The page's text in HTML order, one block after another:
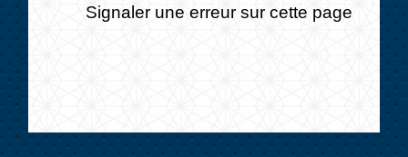
Signaler une erreur sur cette page